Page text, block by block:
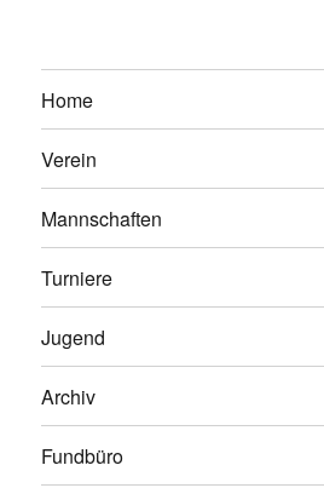
Home
Verein
Mannschaften
Turniere
Jugend
Archiv
Fundbüro